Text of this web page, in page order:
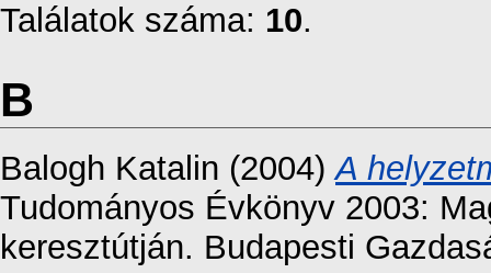
Találatok száma: 10.
B
Balogh Katalin (2004)A
Tudományos Évkönyv 2003:
keresztútján. Budapesti